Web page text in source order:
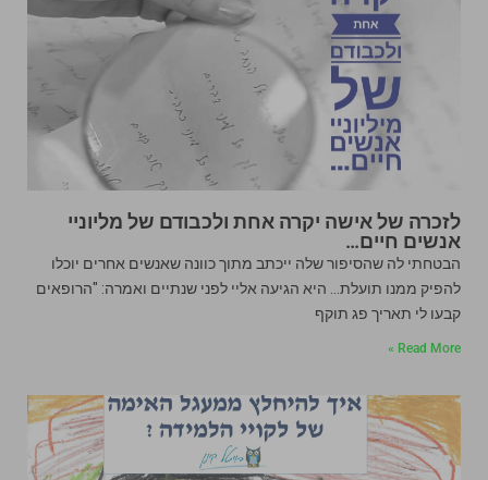
לזכרה של אישה יקרה אחת ולכבודם של מליוניי
אנשים חיים…
הבטחתי לה שהסיפור שלה ייכתב מתוך כוונה שאנשים אחרים יוכלו
להפיק ממנו תועלת… היא הגיעה אליי לפני שנתיים ואמרה: "הרופאים
קבעו לי תאריך פג תוקף
Read More »